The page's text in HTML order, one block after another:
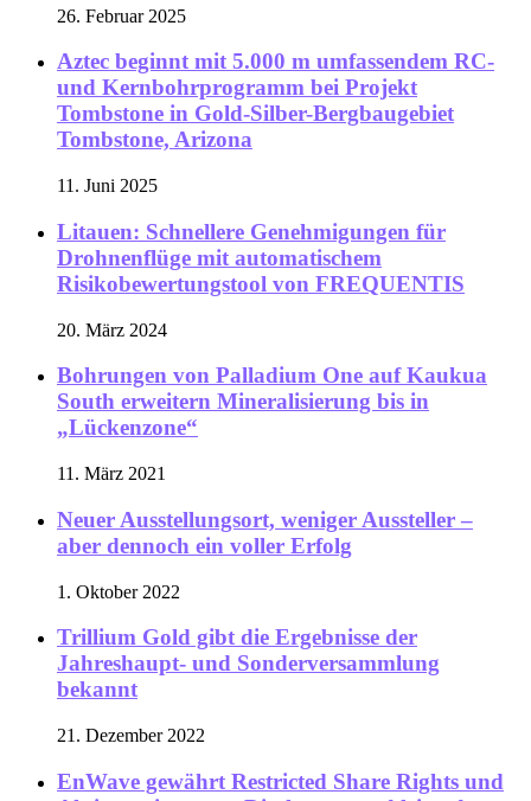
26. Februar 2025
Aztec beginnt mit 5.000 m umfassendem RC-
und Kernbohrprogramm bei Projekt
Tombstone in Gold-Silber-Bergbaugebiet
Tombstone, Arizona
11. Juni 2025
Litauen: Schnellere Genehmigungen für
Drohnenflüge mit automatischem
Risikobewertungstool von FREQUENTIS
20. März 2024
Bohrungen von Palladium One auf Kaukua
South erweitern Mineralisierung bis in
„Lückenzone“
11. März 2021
Neuer Ausstellungsort, weniger Aussteller –
aber dennoch ein voller Erfolg
1. Oktober 2022
Trillium Gold gibt die Ergebnisse der
Jahreshaupt- und Sonderversammlung
bekannt
21. Dezember 2022
EnWave gewährt Restricted Share Rights und